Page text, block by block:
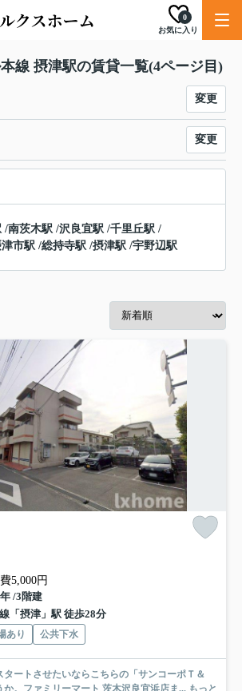
お気に入り
0
線 摂津駅の賃貸一覧(4ページ目)
変更
変更
/南茨木駅 /沢良宜駅 /千里丘駅 /
市駅 /総持寺駅 /摂津駅 /宇野辺駅
5,000円
/3階建
「摂津」駅 徒歩28分
あり 公共下水
ートさせたいならこちらの「サンコーポＴ＆
か。ファミリーマート 茨木沢良宜浜店ま... もっと